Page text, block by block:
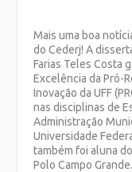
Mais uma boa
do Cederj! A
Farias Teles Costa
Excelência da Pró-
Inovação da UFF
nas disciplinas de
Administração
Universidade
também foi aluna
Polo Campo Grande.